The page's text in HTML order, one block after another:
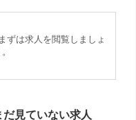
ずは求人を閲覧しましょ
見ていない求人